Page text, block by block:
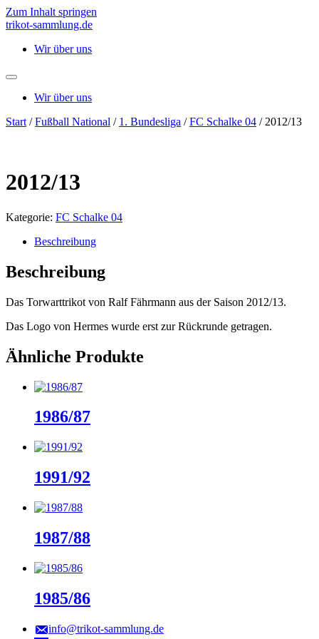
Zum Inhalt springen
trikot-sammlung.de
Wir über uns
Wir über uns
Start /Fußball National / 1. Bundesliga /FC Schalke 04 / 2012/13
2012/13
Kategorie: FC Schalke 04
Beschreibung
Beschreibung
Das Torwarttrikot von Ralf Fährmann aus der Saison 2012/13.
Das Logo von Hermes wurde erst zur Rückrunde getragen.
Ähnliche Produkte
1986/87
1991/92
1987/88
1985/86
info@trikot-sammlung.de